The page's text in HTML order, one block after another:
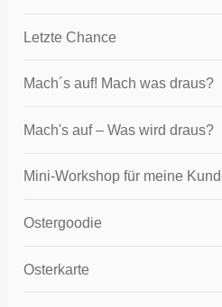
Letzte Chance
Mach´s auf! Mach was draus?
Mach's auf – Was wird draus?
Mini-Workshop für meine
Ostergoodie
Osterkarte